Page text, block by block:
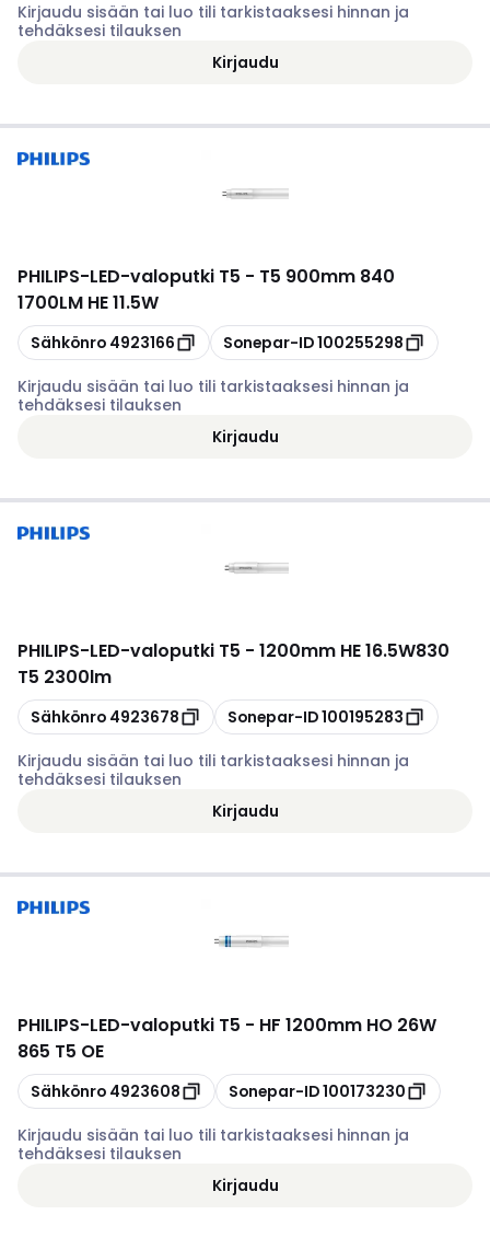
Kirjaudu sisään tai luo tili tarkistaaksesi hinnan ja
tehdäksesi tilauksen
Kirjaudu
PHILIPS-LED-valoputki T5 - T5 900mm 840
1700LM HE 11.5W
Kopioi
Sähkönro 4923166 Kopioi
Sonepar-ID100255298
Kirjaudu sisään tai luo tili tarkistaaksesi hinnan ja
tehdäksesi tilauksen
Kirjaudu
PHILIPS-LED-valoputki T5 - 1200mm HE 16.5W830
T5 2300lm
Kopioi
Sähkönro 4923678 Kopioi
Sonepar-ID100195283
Kirjaudu sisään tai luo tili tarkistaaksesi hinnan ja
tehdäksesi tilauksen
Kirjaudu
PHILIPS-LED-valoputki T5 - HF 1200mm HO 26W
865 T5 OE
Kopioi
Sähkönro 4923608 Kopioi
Sonepar-ID100173230
Kirjaudu sisään tai luo tili tarkistaaksesi hinnan ja
tehdäksesi tilauksen
Kirjaudu